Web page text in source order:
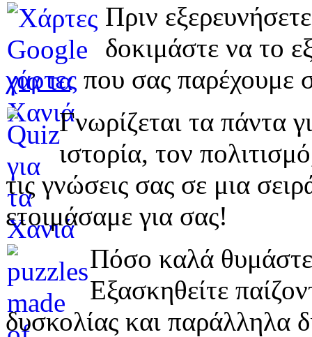
Πριν
δοκιμάστε να το
χάρτες που σας παρέχουμε
Γνωρίζεται τα πάντα
ιστορία, τον
τις γνώσεις σας σε μια
ετοιμάσαμε για σας!
Πόσο καλά
Εξασκηθείτε
δυσκολίας και παράλληλα